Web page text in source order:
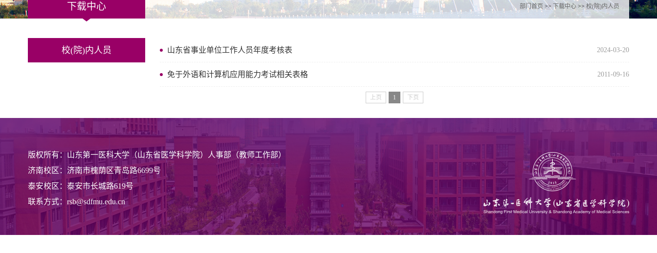
部门首页 >> 下载中心 >> 校(院)内人员
下载中心
校(院)内人员 2024-03-20
山东省事业单位工作人员年度考核表
2011-09-16
免于外语和计算机应用能力考试相关表格
上页 1 下页
版权所有：山东第一医科大学（山东省医学科学院）人事部（教师工作部）
济南校区：济南市槐荫区青岛路6699号
泰安校区：泰安市长城路619号
联系方式：rsb@sdfmu.edu.cn